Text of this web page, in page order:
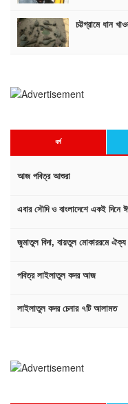
চট্টগ্রামে ধান
ধর্ম
আজ পবিত্র আশুরা
এবার সৌদি ও বাংলাদেশে একই দিনে
জুমাতুল বিদা, বায়তুল মোকাররমে
পবিত্র লাইলাতুল কদর আজ
লাইলাতুল কদর চেনার ৭টি আলামত